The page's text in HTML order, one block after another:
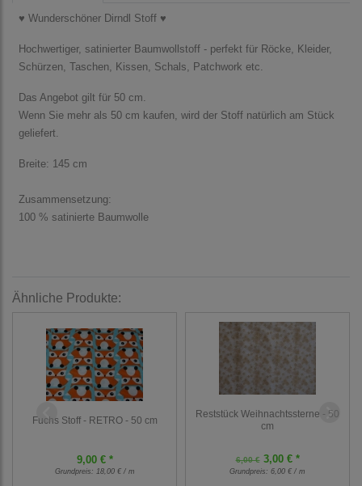
♥ Wunderschöner Dirndl Stoff ♥
Hochwertiger, satinierter Baumwollstoff - perfekt für Röcke, Kleider,
Schürzen, Taschen, Kissen, Schals, Patchwork etc.
Das Angebot gilt für 50 cm.
Wenn Sie mehr als 50 cm kaufen, wird der Stoff natürlich am Stück
geliefert.
Breite: 145 cm
Zusammensetzung:
100 % satinierte Baumwolle
Ähnliche Produkte:
Fuchs Stoff - RETRO - 50 cm
9,00 € *
Grundpreis: 18,00 € / m
Reststück Weihnachtssterne - 50
cm
6,00 €3,00 € *
Grundpreis: 6,00 € / m